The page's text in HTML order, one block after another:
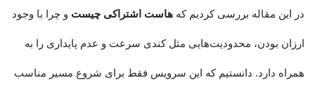
در این مقاله بررسی کردیم که هاست اشتراکی چیست و چرا با وجود
ارزان بودن، محدودیت‌هایی مثل کندی سرعت و عدم پایداری را به
همراه دارد. دانستیم که این سرویس فقط برای شروع مسیر مناسب